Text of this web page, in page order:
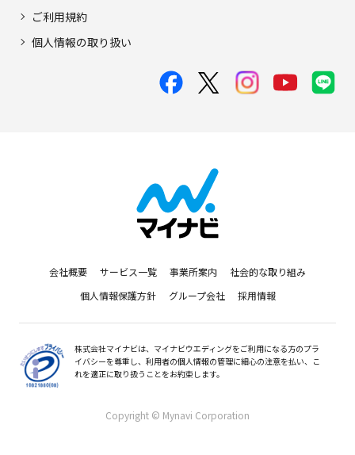
ご利用規約
個人情報の取り扱い
会社概要 サービス一覧 事業所案内
社会的な取り組み
個人情報保護方針
グループ会社 採用情報
株式会社マイナビは、マイナビウエディングをご利用になる方のプラ
イバシーを尊重し、利用者の個人情報の管理に細心の注意を払い、こ
れを適正に取り扱うことをお約束します。
Copyright © Mynavi Corporation